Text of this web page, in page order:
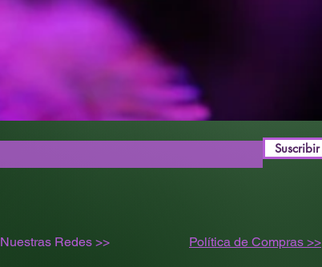
Suscribir
Nuestras Redes >> Política de Compras >>